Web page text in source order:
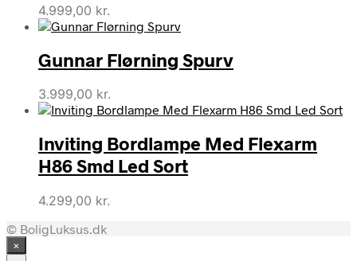
4.999,00 kr.
Gunnar Flørning Spurv
3.999,00 kr.
Inviting Bordlampe Med Flexarm
H86 Smd Led Sort
4.299,00 kr.
© BoligLuksus.dk
×